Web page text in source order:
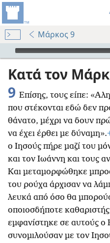
Μάρκος 9
Audio Player
Κατά τον
9 Επίσης, τους είπε:
που στέκονται εδώ δεν
θάνατο, μέχρι να δουν
να έχει έρθει με δύναμη».
ο Ιησούς πήρε μαζί του
και τον Ιωάννη και τους
Και μεταμορφώθηκε
του ρούχα άρχισαν να
λευκά από όσο θα
οποιοσδήποτε
εμφανίστηκε σε αυτούς
συνομιλούσαν με τον